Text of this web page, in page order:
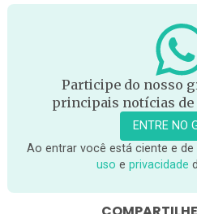
Participe do nosso
principais notícias de
ENTRE NO
Ao entrar você está ciente e
uso eprivacidade